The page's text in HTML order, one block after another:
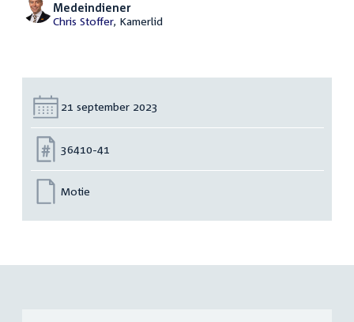
Medeindiener
Chris Stoffer, Kamerlid
Datum:
21 september 2023
Nummer:
36410-41
Motie